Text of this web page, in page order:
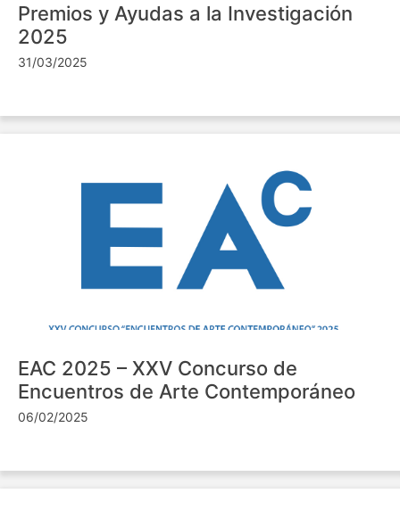
Premios y Ayudas a la Investigación
2025
31/03/2025
EAC 2025 – XXV Concurso de
Encuentros de Arte Contemporáneo
06/02/2025